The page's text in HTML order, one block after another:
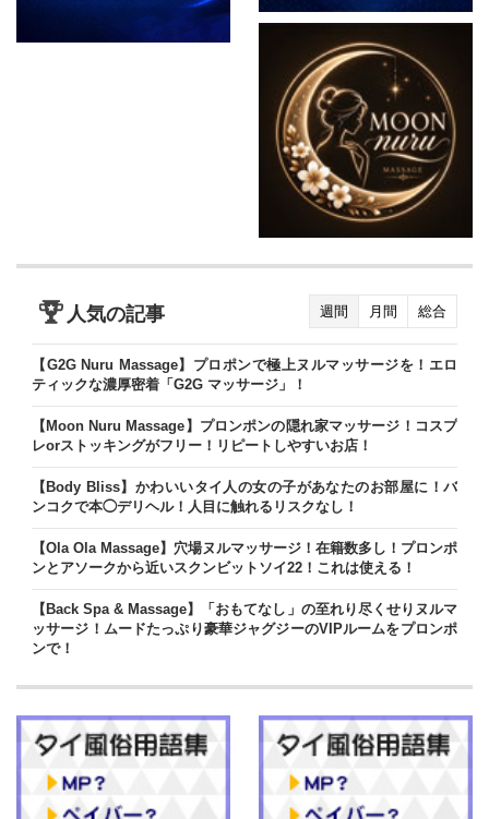
人気の記事 週間 月間 総合
【G2G Nuru Massage】プロポンで極上ヌルマッサージを！エロ
ティックな濃厚密着「G2G マッサージ」！
【Moon Nuru Massage】プロンポンの隠れ家マッサージ！コスプ
レorストッキングがフリー！リピートしやすいお店！
【Body Bliss】かわいいタイ人の女の子があなたのお部屋に！バ
ンコクで本◯デリヘル！人目に触れるリスクなし！
【Ola Ola Massage】穴場ヌルマッサージ！在籍数多し！プロンポ
ンとアソークから近いスクンビットソイ22！これは使える！
【Back Spa & Massage】「おもてなし」の至れり尽くせりヌルマ
ッサージ！ムードたっぷり豪華ジャグジーのVIPルームをプロンポ
ンで！